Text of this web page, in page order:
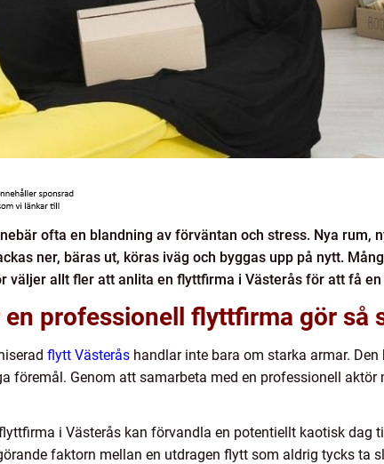
ofta en blandning av förväntan och stress. Nya rum,
ner, bäras ut, köras iväg och byggas upp på nytt.
väljer allt fler att anlita en flyttfirma i Västerås för att få
en professionell flyttfirma gör så
flytt Västerås handlar inte bara om starka armar.
föremål. Genom att samarbeta med en professionell
i Västerås kan förvandla en potentiellt kaotisk
faktorn mellan en utdragen flytt som aldrig tycks ta